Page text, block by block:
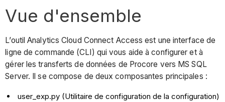
d'ensemble
préalables
Procédure
Configuration
initiale
Synchronisation
Vue d'ensemble
L’outil Analytics Cloud Connect Access est une interface de
ligne de commande (CLI) qui vous aide à configurer et à
gérer les transferts de données de Procore vers MS SQL
Server. Il se compose de deux composantes principales :
user_exp.py (Utilitaire de configuration de la configuration)